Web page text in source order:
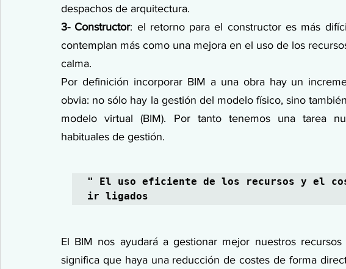
despachos de arquitectura.
3- Constructor: el retorno para el constructor es más
contemplan más como una mejora en el uso de los
calma.
Por definición incorporar BIM a una obra hay un
obvia: no sólo hay la gestión del modelo físico, sino
modelo virtual (BIM). Por tanto tenemos una tarea
habituales de gestión.
" El uso eficiente de los recursos y el
ir ligados
El BIM nos ayudará a gestionar mejor nuestros
significa que haya una reducción de costes de forma